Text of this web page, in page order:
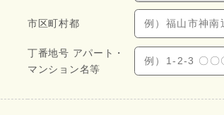
市区町村都
丁番地号 アパート・
マンション名等